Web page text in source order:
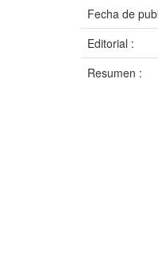
Fecha de
Editorial :
Resumen :